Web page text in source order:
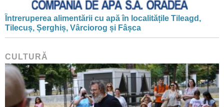
Întreruperea alimentării cu apă în localitățile Tileagd,
Tilecuș, Șerghiș, Vârciorog și Fâșca
CULTURĂ